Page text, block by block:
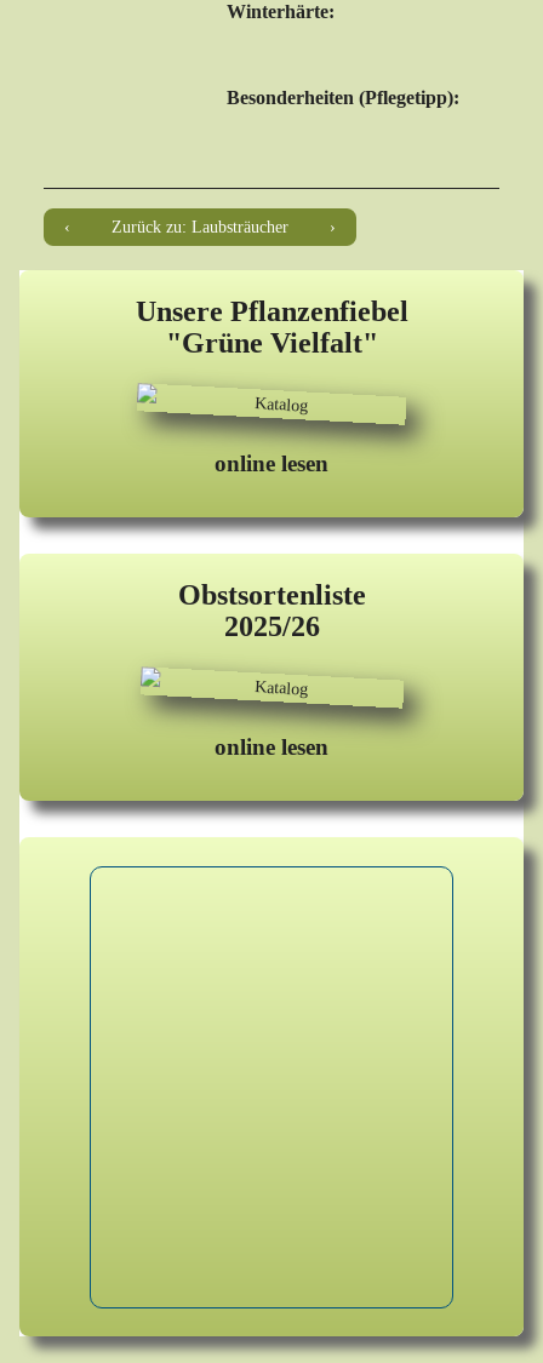
Unsere Pflanzenfiebel
"Grüne Vielfalt"
online lesen
Obstsortenliste
2025/26
online lesen
Winterhärte:
Besonderheiten (Pflegetipp):
Zurück zu: Laubsträucher